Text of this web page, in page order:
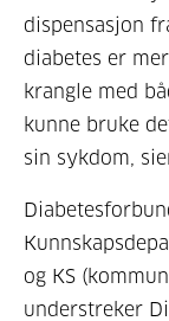
dispensasjon
diabetes er
krangle med
kunne bruke
sin sykdom,
og KS
understreker